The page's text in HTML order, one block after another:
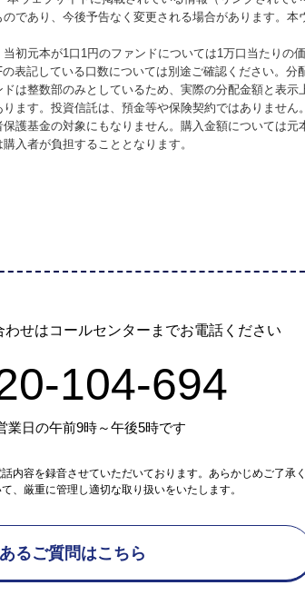
であり、今後予告なく変更される場合があります。
初元本が1口1円のファンドについては1万口当たりの
表記している口数については別途ご確認ください。
整数部のみとしているため、実際の分配金額と表示
ます。投資信託は、預金等や保険契約ではありませ
基金の対象にもなりません。購入金額については元
入者が負担することとなります。
わせはコールセンターまでお電話ください
104-694
業日の午前9時～午後5時です
内容を録音させていただいております。あらかじめご了承く
、厳重に管理し適切な取り扱いをいたします。
るご質問はこちら